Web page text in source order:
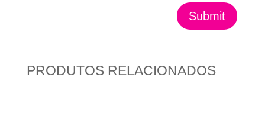
Submit
PRODUTOS RELACIONADOS